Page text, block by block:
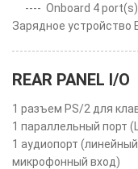
---- Onboard 4 port(s)
Зарядное устройство
REAR PANEL I/O
1 разъем PS/2 для
1 параллельный порт
1 аудиопорт
микрофонный вход)